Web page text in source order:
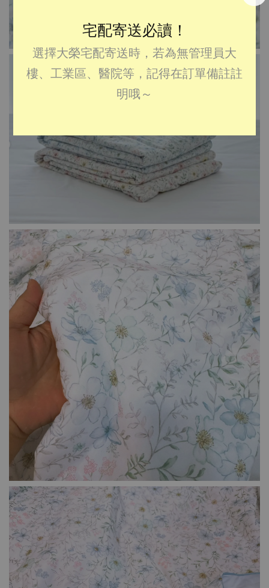
宅配寄送必讀！
選擇大榮宅配寄送時，若為無管理員大
樓、工業區、醫院等，記得在訂單備註註
明哦～